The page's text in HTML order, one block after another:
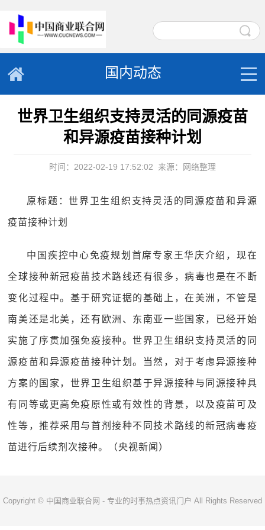
国内动态
世界卫生组织支持灵活的同源疫苗
和异源疫苗接种计划
时间：2022-02-19 17:52:02 来源：网络整理
原标题：世界卫生组织支持灵活的同源疫苗和异源
疫苗接种计划
中国疾控中心免疫规划首席专家王华庆介绍，现在
全球接种新冠疫苗技术路线还有很多，病毒也是在不断
变化过程中。基于研究证据的基础上，在美洲，不管是
南美还是北美，还有欧洲、东南亚一些国家，已经开始
实施了序贯加强免疫接种。世界卫生组织支持灵活的同
源疫苗和异源疫苗接种计划。当然，对于考虑异源接种
方案的国家，世界卫生组织基于异源接种与同源接种具
有同等或更高免疫原性或有效性的背景，以及疫苗可及
性等，推荐采用与首剂接种不同技术路线的新冠病毒疫
苗进行后续剂次接种。（央视新闻）
Copyright © 中国商业联合网 - 专业的时事热点资讯门户 All Rights Reserved